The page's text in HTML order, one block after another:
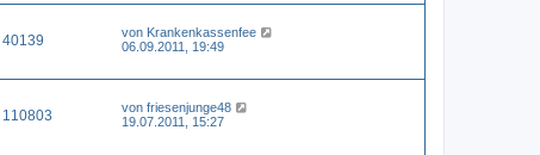
40139 von Krankenkassenfee
06.09.2011, 19:49
110803 von friesenjunge48
19.07.2011, 15:27